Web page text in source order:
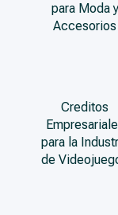
para Moda y
Accesorios
Creditos
para la
de